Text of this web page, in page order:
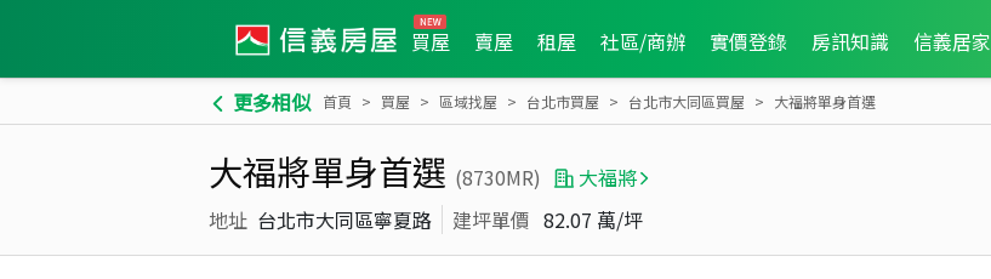
買屋 賣屋 租屋 社區/商辦 實價登錄 房訊知識 信義居家
更多相似 首頁 買屋 區域找屋 台北市買屋 台北市大同區買屋 大福將單身首選
大福將單身首選 (8730MR)
大福將
地址 台北市大同區寧夏路 建坪單價 82.07 萬/坪